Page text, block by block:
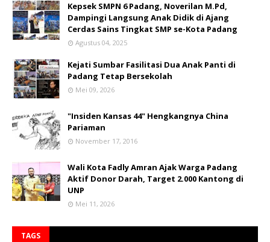
Kepsek SMPN 6 Padang, Noverilan M.Pd,
Dampingi Langsung Anak Didik di Ajang
Cerdas Sains Tingkat SMP se-Kota Padang
Agustus 04, 2025
Kejati Sumbar Fasilitasi Dua Anak Panti di
Padang Tetap Bersekolah
Mei 09, 2026
"Insiden Kansas 44" Hengkangnya China
Pariaman
November 17, 2016
Wali Kota Fadly Amran Ajak Warga Padang
Aktif Donor Darah, Target 2.000 Kantong di
UNP
Mei 11, 2026
TAGS